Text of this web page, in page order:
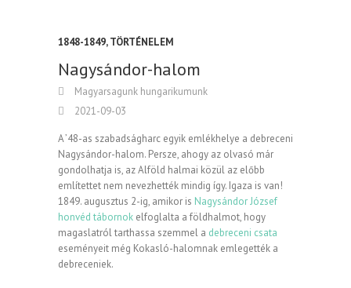
1848-1849,TÖRTÉNELEM
Nagysándor-halom
Magyarsagunk hungarikumunk
2021-09-03
A ’48-as szabadságharc egyik emlékhelye a debreceni
Nagysándor-halom. Persze, ahogy az olvasó már
gondolhatja is, az Alföld halmai közül az előbb
említettet nem nevezhették mindig így. Igaza is van!
1849. augusztus 2-ig, amikor is Nagysándor József
honvéd tábornok elfoglalta a földhalmot, hogy
magaslatról tarthassa szemmel a debreceni csata
eseményeit még Kokasló-halomnak emlegették a
debreceniek.